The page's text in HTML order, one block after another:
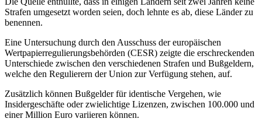
Strafen umgesetzt worden seien, doch lehnte es ab, diese Länder zu
benennen.
Eine Untersuchung durch den Ausschuss der europäischen
Wertpapierregulierungsbehörden (CESR) zeigte die erschreckenden
Unterschiede zwischen den verschiedenen Strafen und Bußgeldern,
welche den Regulierern der Union zur Verfügung stehen, auf.
Zusätzlich können Bußgelder für identische Vergehen, wie
Insidergeschäfte oder zwielichtige Lizenzen, zwischen 100.000 und
einer Million Euro variieren können.